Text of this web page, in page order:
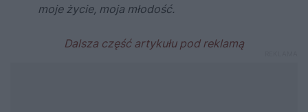
moje życie, moja młodość.